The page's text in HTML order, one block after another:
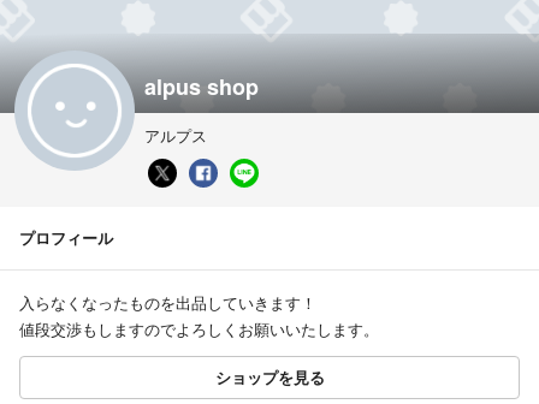
alpus shop
アルプス
プロフィール
入らなくなったものを出品していきます！
値段交渉もしますのでよろしくお願いいたします。
ショップを見る